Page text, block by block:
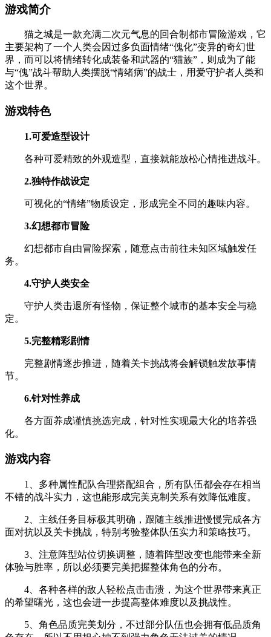
游戏简介
猫之城是一款充满二次元气息的回合制都市冒险游戏，它
主要架构了一个人类会因过多负面情绪“傀化”变异的奇幻世
界，而可以将情绪转化成装备和武器的“猫族”，则成为了能
与“傀”战斗帮助人类摆脱“情绪病”的战士，用爱守护者人类和
这个世界。
游戏特色
1.可爱造型设计
各种可爱精致的外观造型，直接就能放松心情推进战斗。
2.独特作战设定
可视化的“情绪”物质设定，形成完全不同的趣味内容。
3.幻想都市冒险
幻想都市自由冒险探索，随意点击前往未知区域触发任
务。
4.守护人类安全
守护人类击退所有怪物，保证整个城市的基本安全与稳
定。
5.完整精彩剧情
完整剧情逐步推进，随着关卡挑战将会解锁触发故事情
节。
6.针对性养成
各方面养成谨慎挑选完成，针对性实现最大化的培养强
化。
游戏内容
1、多种属性配队合理搭配组合，所有队伍都会存在相当
不错的战斗实力，这也能形成完美克制关系有效降低难度。
2、主线任务目标极其明确，跟随主线推进慢慢完成各方
面对抗以及关卡挑战，特别考验整体队伍实力和策略技巧。
3、注意阵型站位切换调整，随着阵型改变也能带来全新
体验与胜率，所以必须要完美把握整体角色的分布。
4、各种各样的敌人轻松点击击溃，为这个世界带来真正
的希望曙光，这也会进一步提高整体难度以及挑战性。
5、角色品质完美划分，不过部分队伍也会拥有低品质角